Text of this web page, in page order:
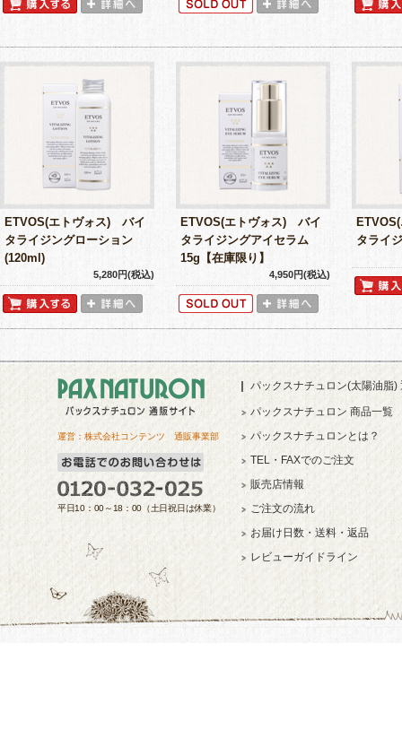
ETVOS(エトヴォス) バイ
タライジングローション
(120ml)
5,280円(税込)
ETVOS(エトヴォス) バイ
タライジングアイセラム
15g【在庫限り】
4,950円(税込)
タライ
運営：株式会社コンテンツ 通販事業部
平日10：00～18：00（土日祝日は休業）
パックスナチュロン(太陽油脂)
パックスナチュロン 商品一覧
パックスナチュロンとは？
TEL・FAXでのご注文
販売店情報
ご注文の流れ
お届け日数・送料・返品
レビューガイドライン